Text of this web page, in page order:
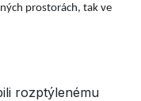
prostorách, tak ve
rozptýlenému